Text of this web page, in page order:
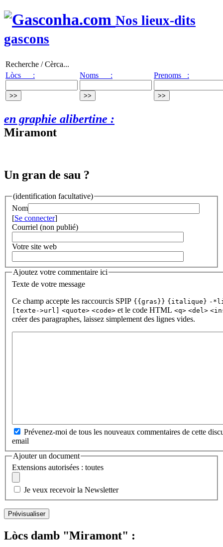
Nos lieux-dits
gascons
Recherche / Cèrca...
Lòcs :
Noms : Prenoms :
en graphie alibertine :
Miramont
Un gran de sau ?
(identification facultative)
Nom
[Se connecter]
Courriel (non publié)
Votre site web
Ajoutez votre commentaire ici
Texte de votre message
Ce champ accepte les raccourcis SPIP {{gras}} {italique} -
[texte->url] <quote> <code> et le code HTML <q> <del>
créer des paragraphes, laissez simplement des lignes vides.
Prévenez-moi de tous les nouveaux commentaires de cette
email
Ajouter un document
Extensions autorisées : toutes
Je veux recevoir la Newsletter
Lòcs damb "Miramont" :